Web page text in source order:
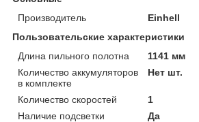
Производитель
Einhell
Пользовательские характеристики
Длина пильного полотна
1141 мм
Количество аккумуляторов
в комплекте
Нет шт.
Количество скоростей
1
Наличие подсветки
Да